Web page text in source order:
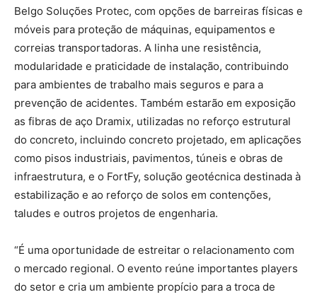
Belgo Soluções Protec, com opções de barreiras físicas e
móveis para proteção de máquinas, equipamentos e
correias transportadoras. A linha une resistência,
modularidade e praticidade de instalação, contribuindo
para ambientes de trabalho mais seguros e para a
prevenção de acidentes. Também estarão em exposição
as fibras de aço Dramix, utilizadas no reforço estrutural
do concreto, incluindo concreto projetado, em aplicações
como pisos industriais, pavimentos, túneis e obras de
infraestrutura, e o FortFy, solução geotécnica destinada à
estabilização e ao reforço de solos em contenções,
taludes e outros projetos de engenharia.
“É uma oportunidade de estreitar o relacionamento com
o mercado regional. O evento reúne importantes players
do setor e cria um ambiente propício para a troca de